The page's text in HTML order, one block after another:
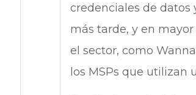
credenciales de
más tarde, y en
el sector, como
los MSPs que utilizan